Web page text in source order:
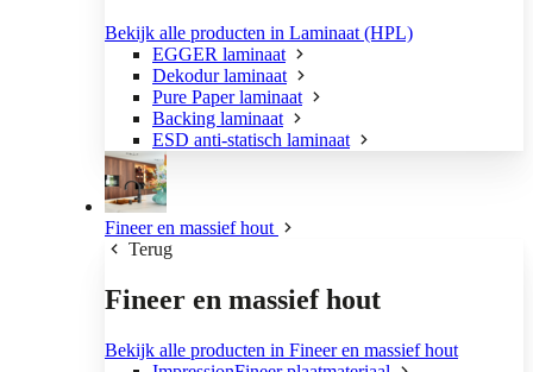
Bekijk alle producten in Laminaat (HPL)
EGGER laminaat
Dekodur laminaat
Pure Paper laminaat
Backing laminaat
ESD anti-statisch laminaat
Fineer en massief hout
Terug
Fineer en massief hout
Bekijk alle producten in Fineer en massief hout